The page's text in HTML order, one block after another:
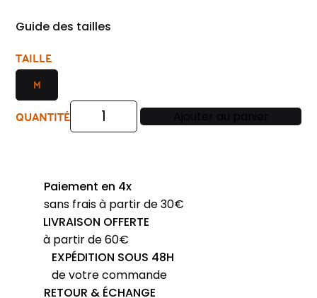
Guide des tailles
TAILLE
M
quantité
coton
mercerisé
Eminence
QUANTITÉ
Paiement en 4x
sans frais à partir de 30€
LIVRAISON OFFERTE
à partir de 60€
EXPÉDITION SOUS 48H
de votre commande
RETOUR & ÉCHANGE